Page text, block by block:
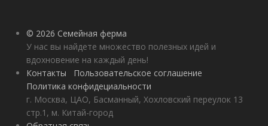
© 2026 Семейная ферма
У нас вы найдете множество полезных идей и
вдохновение на каждый день!
Контакты
Пользовательское соглашение
Политика конфидециальности
г. Москва, ЦАО, Басманный, Хохловский переулок 13
стр.1, м. Китай-город